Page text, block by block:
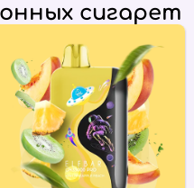
сигарет